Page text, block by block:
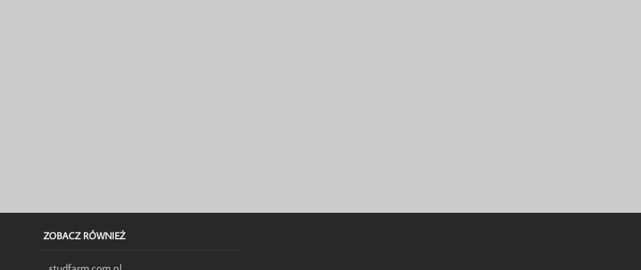
ZOBACZ RÓWNIEŻ